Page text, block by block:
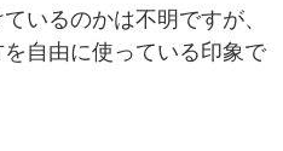
いるのかは不明ですが、
自由に使っている印象で